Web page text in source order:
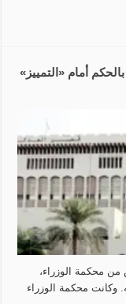
أمام «التمييز»
محكمة الوزراء،
وكانت محكمة الوزراء